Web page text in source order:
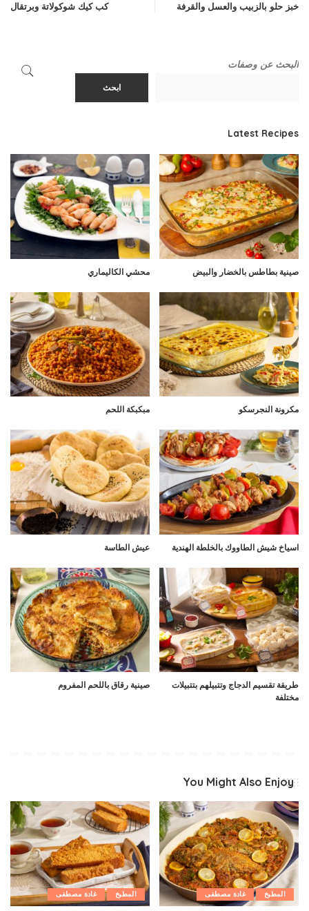
خبز حلو بالزبيب والعسل والقرفة كب كيك شوكولاتة وبرتقال
البحث عن وصفات
ابحث
Latest Recipes
صينية بطاطس بالخضار والبيض محشي الكاليماري
مكرونة النجرسكو مبكبكة اللحم
اسياخ شيش الطاووك بالخلطة الهندية عيش الطاسة
طريقة تقسيم الدجاج وتتبيلهم بتتبيلات
مختلفة
صينية رقاق باللحم المفروم
You Might Also Enjoy
المطبخ غادة مصطفى المطبخ غادة مصطفى